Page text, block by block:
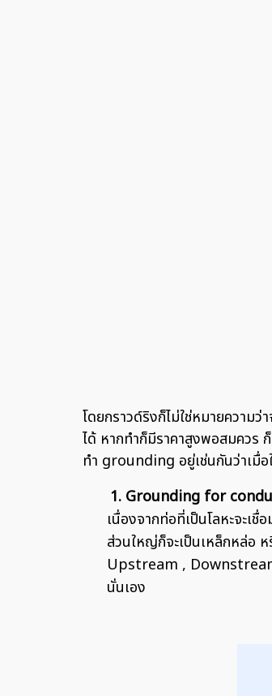
โดยกราวด์ริงก็ไม่ใช่หมายความ
ได้ หากทำก็มีราคาสูงพอสมควร
ทำ grounding อยู่เช่นกันว่าเมื่อ
1. Grounding for
เนื่องจากท่อที่เป็นโลหะจะ
ส่วนใหญ่ก็จะเป็นเหล็กหล่อ
Upstream ,
นั่นเอง